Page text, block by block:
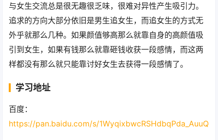
与女生交流总是很无趣很乏味，很难对异性产生吸引力。
追求的方向大部分依旧是男生追女生，而追女生的方式无
外乎就那么几种。如果颜值够高那么就靠自身的高颜值吸
引到女生，如果有钱那么就靠砸钱收获一段感情，而这两
样都没有那么就只能靠讨好女生去获得一段感情了。
学习地址
百度：
https://pan.baidu.com/s/1WyqixbwcRSHdbqPda_AuuQ